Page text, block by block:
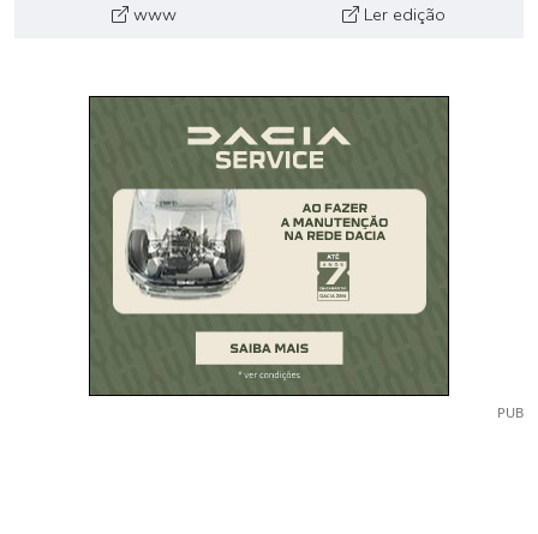
www Ler edição
PUB